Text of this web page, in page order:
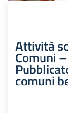
Attività
Comuni
comuni